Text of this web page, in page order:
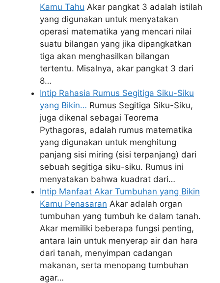
Kamu Tahu Akar pangkat 3 adalah istilah
yang digunakan untuk menyatakan
operasi matematika yang mencari nilai
suatu bilangan yang jika dipangkatkan
tiga akan menghasilkan bilangan
tertentu. Misalnya, akar pangkat 3 dari
8…
Intip Rahasia Rumus Segitiga Siku-Siku
yang Bikin… Rumus Segitiga Siku-Siku,
juga dikenal sebagai Teorema
Pythagoras, adalah rumus matematika
yang digunakan untuk menghitung
panjang sisi miring (sisi terpanjang) dari
sebuah segitiga siku-siku. Rumus ini
menyatakan bahwa kuadrat dari…
Intip Manfaat Akar Tumbuhan yang Bikin
Kamu Penasaran Akar adalah organ
tumbuhan yang tumbuh ke dalam tanah.
Akar memiliki beberapa fungsi penting,
antara lain untuk menyerap air dan hara
dari tanah, menyimpan cadangan
makanan, serta menopang tumbuhan
agar…